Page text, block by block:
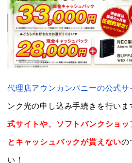
代理店アウンカンパニーの公式サ
ンク光の申し込み手続きを行いま
式サイトや、ソフトバンクショ
とキャッシュバックが貰えないの
い！